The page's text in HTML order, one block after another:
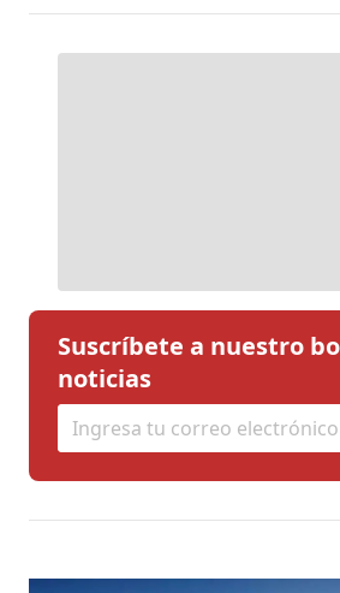
Suscríbete a nuestro
noticias